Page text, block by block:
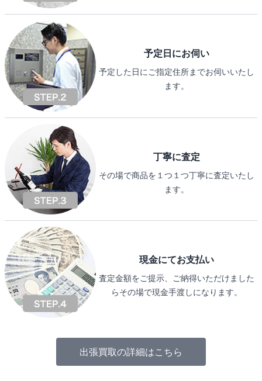
予定日にお伺い
予定した日にご指定住所までお伺いいたし
ます。
丁寧に査定
その場で商品を１つ１つ丁寧に査定いたし
ます。
現金にてお支払い
査定金額をご提示、ご納得いただけました
らその場で現金手渡しになります。
出張買取の詳細はこちら